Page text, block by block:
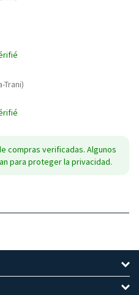
Trani)
compras verificadas. Algunos
para proteger la privacidad.